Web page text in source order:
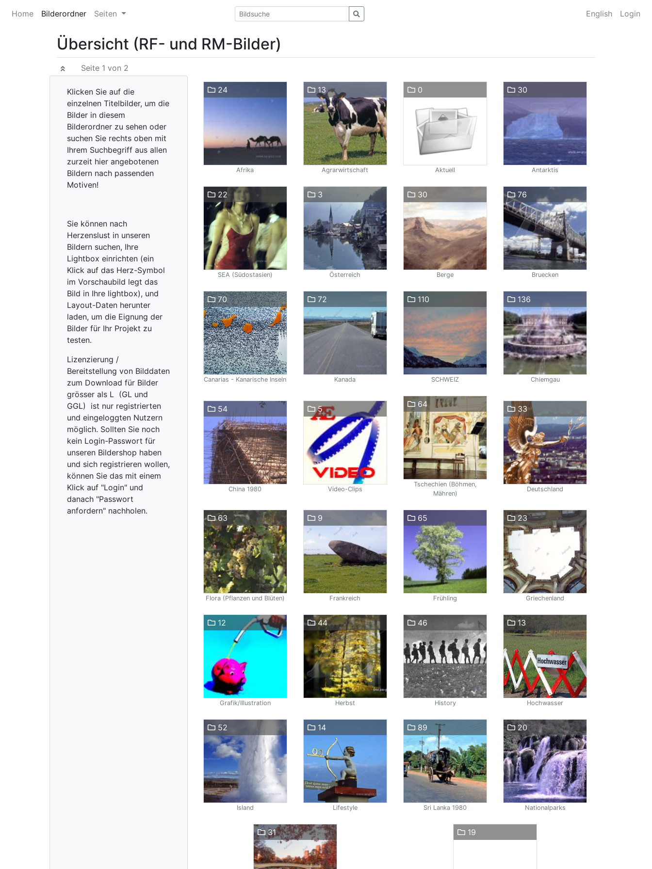
Home Bilderordner Seiten English Login
Übersicht (RF- und RM-Bilder)
Seite 1 von 2
Klicken Sie auf die
einzelnen Titelbilder, um die
Bilder in diesem
Bilderordner zu sehen oder
suchen Sie rechts oben mit
Ihrem Suchbegriff aus allen
zurzeit hier angebotenen
Bildern nach passenden
Motiven!
Sie können nach
Herzenslust in unseren
Bildern suchen, Ihre
Lightbox einrichten (ein
Klick auf das Herz-Symbol
im Vorschaubild legt das
Bild in Ihre lightbox), und
Layout-Daten herunter
laden, um die Eignung der
Bilder für Ihr Projekt zu
testen.
Lizenzierung /
Bereitstellung von Bilddaten
zum Download für Bilder
grösser als L (GL und
GGL) ist nur registrierten
und eingeloggten Nutzern
möglich. Sollten Sie noch
kein Login-Passwort für
unseren Bildershop haben
und sich registrieren wollen,
können Sie das mit einem
Klick auf "Login" und
danach "Passwort
anfordern" nachholen.
24
Afrika
13
Agrarwirtschaft
0
Aktuell
30
Antarktis
22
SEA (Südostasien)
3
Österreich
30
Berge
76
Bruecken
70
Canarias - Kanarische Inseln
72
Kanada
110
SCHWEIZ
136
Chiemgau
54
China 1980
5
Video-Clips
64
Tschechien (Böhmen,
Mähren)
33
Deutschland
63
Flora (Pflanzen und Blüten)
9
Frankreich
65
Frühling
23
Griechenland
12
Grafik/Illustration
44
Herbst
46
History
13
Hochwasser
52
Island
14
Lifestyle
89
Sri Lanka 1980
20
Nationalparks
31 19